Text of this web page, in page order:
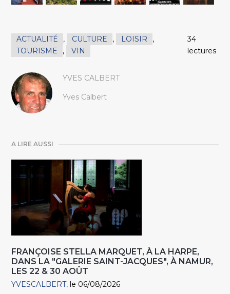
ACTUALITÉ , CULTURE , LOISIR
,
TOURISME
, VIN
34
lectures
YVES CALBERT
Yves Calbert
A LIRE AUSSI
FRANÇOISE STELLA MARQUET, À LA HARPE,
DANS LA "GALERIE SAINT-JACQUES", À NAMUR,
LES 22 & 30 AOÛT
YVESCALBERT le 06/08/2026